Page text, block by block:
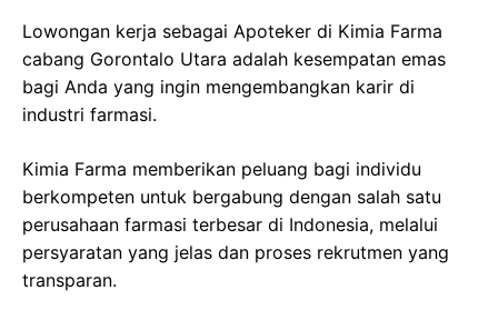
Lowongan kerja sebagai Apoteker di Kimia Farma
cabang Gorontalo Utara adalah kesempatan emas
bagi Anda yang ingin mengembangkan karir di
industri farmasi.
Kimia Farma memberikan peluang bagi individu
berkompeten untuk bergabung dengan salah satu
perusahaan farmasi terbesar di Indonesia, melalui
persyaratan yang jelas dan proses rekrutmen yang
transparan.